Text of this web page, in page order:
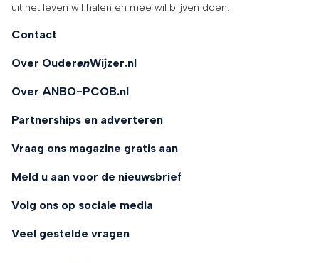
uit het leven wil halen en mee wil blijven doen.
Contact
Over OuderenWijzer.nl
Over ANBO-PCOB.nl
Partnerships en adverteren
Vraag ons magazine gratis aan
Meld u aan voor de nieuwsbrief
Volg ons op sociale media
Veel gestelde vragen